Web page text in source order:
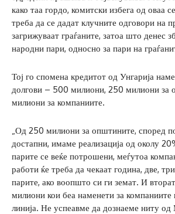
како таа гордо, комитски избега од оваа
треба да се дадат клучните одговори на
загрижуваат граѓаните, затоа што денес
народни пари, односно за пари на
Тој го спомена кредитот од Унгарија
долгови – 500 милиони, 250 милиони за
милиони за компаниите.
„Од 250 милиони за општините, според
достапни, имаме реализација од околу
парите се веќе потрошени, меѓутоа
работи ќе треба да чекаат година, две,
парите, ако воопшто си ги земат. И
милиони кои беа наменети за компаниите
линија. Не успеавме да дознаеме ниту од